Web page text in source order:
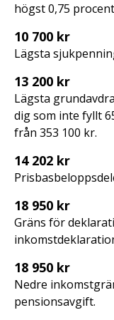
högst 0,75
10 700 kr
Lägsta
13 200 kr
Lägsta
dig som inte fyllt
från 353 100 kr.
14 202 kr
18 950 kr
Gräns för
18 950 kr
Nedre
pensionsavgift.